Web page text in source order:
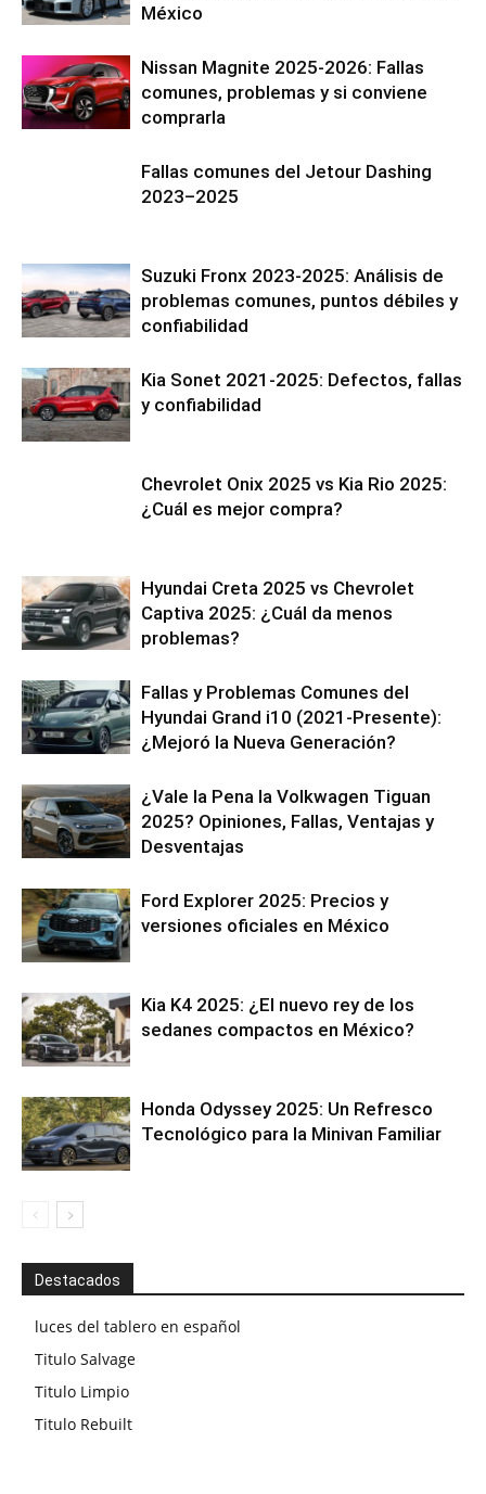
México
Nissan Magnite 2025-2026: Fallas
comunes, problemas y si conviene
comprarla
Fallas comunes del Jetour Dashing
2023–2025
Suzuki Fronx 2023-2025: Análisis de
problemas comunes, puntos débiles y
confiabilidad
Kia Sonet 2021-2025: Defectos, fallas
y confiabilidad
Chevrolet Onix 2025 vs Kia Rio 2025:
¿Cuál es mejor compra?
Hyundai Creta 2025 vs Chevrolet
Captiva 2025: ¿Cuál da menos
problemas?
Fallas y Problemas Comunes del
Hyundai Grand i10 (2021-Presente):
¿Mejoró la Nueva Generación?
¿Vale la Pena la Volkwagen Tiguan
2025? Opiniones, Fallas, Ventajas y
Desventajas
Ford Explorer 2025: Precios y
versiones oficiales en México
Kia K4 2025: ¿El nuevo rey de los
sedanes compactos en México?
Honda Odyssey 2025: Un Refresco
Tecnológico para la Minivan Familiar
Destacados
luces del tablero en español
Titulo Salvage
Titulo Limpio
Titulo Rebuilt